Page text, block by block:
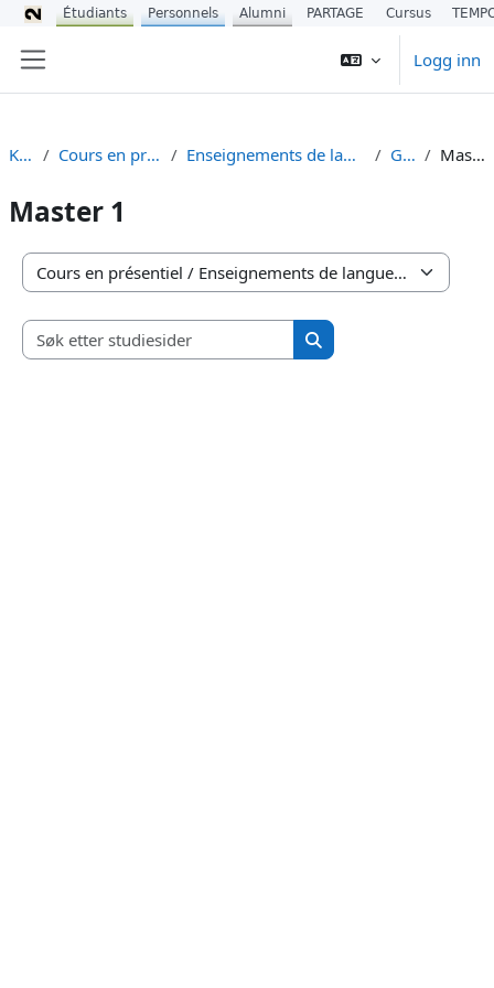
Logg inn
Kurs Cours en présentiel Enseignements de langues (UEL) Gallo Master 1
Master 1
Kurskategorier
Søk etter studiesider
Søk etter studiesider
Étudiants Personnels Alumni PARTAGE Cursus